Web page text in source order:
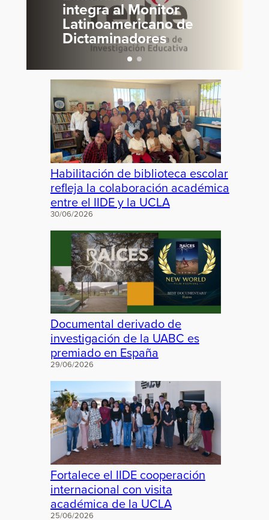
integra al Monitor
Latinoamericano de
Dictaminadores
Habilitación de biblioteca escolar
refleja la colaboración académica
entre el IIDE y la UCLA
30/06/2026
Documental derivado de
investigación de la UABC es
premiado en España
29/06/2026
Fortalece el IIDE cooperación
internacional con visita
académica de la UCLA
25/06/2026